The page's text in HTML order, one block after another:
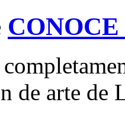
de arte de